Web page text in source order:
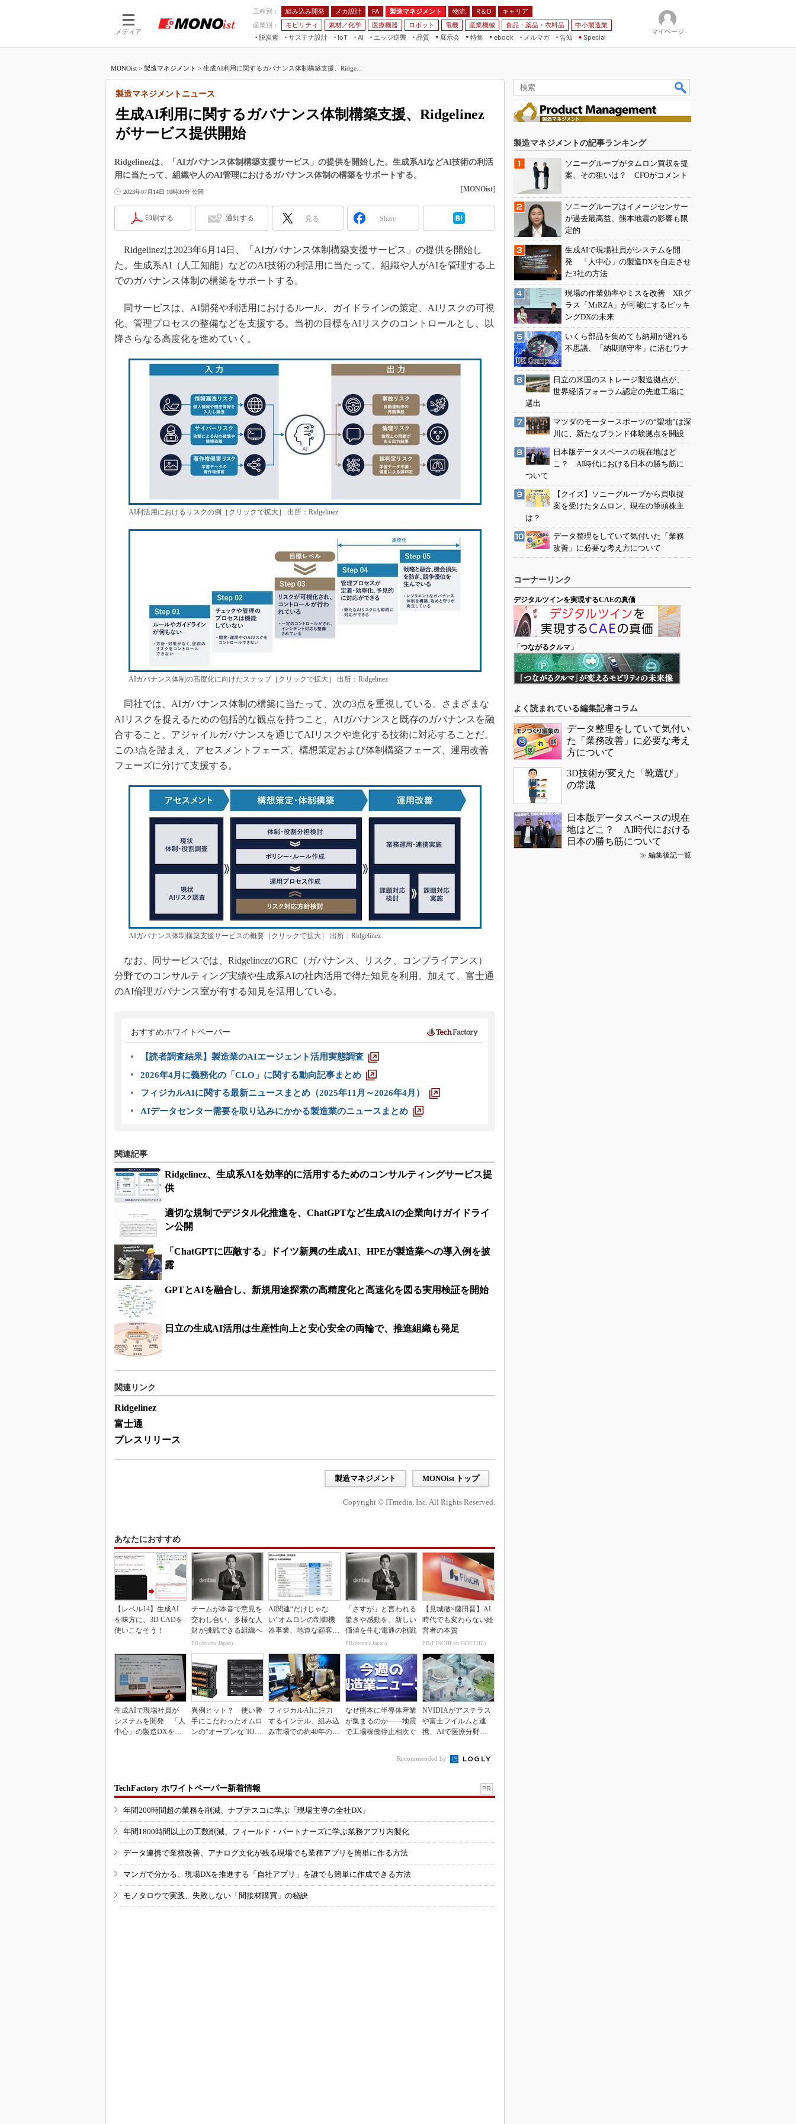
メディア
工程別： 組み込み開発 メカ設計 FA 製造マネジメント 物流 R＆D
キャリア
産業別：
モビリティ 素材／化学 医療機器 ロボット 電機 産業機械 食品・薬品・衣料品
中小製造業
脱炭素
サステナ設計
IoT
つながる工場
AI
AI×設備保全
エッジ逆襲 品質
展示会
JIMTOF
IIFES
TECHNO-FRONTIER
スマート工場EXPO
EdgeTech+
AUTOMOTIVE WORLD
特集
つながるクルマ
VR／AR
フィールドサービス
組み込み画像技術
組み込みモデリング
車載ソフト開発
ISO26262
無償設計ツール
3Dプリンタ
S＆OP
インダストリー4.0
製造業ビッグデータ
植物工場
知財マネジメント
海外生産
グローバル設計・開発
制御セキュリティ
ebook
FA
モビリティ
メルマガ
告知 Special
マイページ
MONOist > 製造マネジメント > 生成AI利用に関するガバナンス体制構築支援、Ridge...
生成AI利用に関するガバナンス体制構築支援、Ridgelinez
がサービス提供開始
製造マネジメントニュース
Ridgelinezは、「AIガバナンス体制構築支援サービス」の提供を開始した。生成系AIなどAI技術の利活
用に当たって、組織や人のAI管理におけるガバナンス体制の構築をサポートする。
2023年07月14日 10時30分 公開 [MONOist]
印刷する 通知する 見る Share
Ridgelinezは2023年6月14日、「AIガバナンス体制構築支援サービス」の提供を開始し
た。生成系AI（人工知能）などのAI技術の利活用に当たって、組織や人がAIを管理する上
でのガバナンス体制の構築をサポートする。
同サービスは、AI開発や利活用におけるルール、ガイドラインの策定、AIリスクの可視
化、管理プロセスの整備などを支援する。当初の目標をAIリスクのコントロールとし、以
降さらなる高度化を進めていく。
AI利活用におけるリスクの例［クリックで拡大］ 出所：Ridgelinez
AIガバナンス体制の高度化に向けたステップ［クリックで拡大］ 出所：Ridgelinez
同社では、AIガバナンス体制の構築に当たって、次の3点を重視している。さまざまな
AIリスクを捉えるための包括的な観点を持つこと、AIガバナンスと既存のガバナンスを融
合すること、アジャイルガバナンスを通じてAIリスクや進化する技術に対応することだ。
この3点を踏まえ、アセスメントフェーズ、構想策定および体制構築フェーズ、運用改善
フェーズに分けて支援する。
AIガバナンス体制構築支援サービスの概要［クリックで拡大］ 出所：Ridgelinez
なお、同サービスでは、RidgelinezのGRC（ガバナンス、リスク、コンプライアンス）
分野でのコンサルティング実績や生成系AIの社内活用で得た知見を利用。加えて、富士通
のAI倫理ガバナンス室が有する知見を活用している。
おすすめホワイトペーパー
【読者調査結果】製造業のAIエージェント活用実態調査
2026年4月に義務化の「CLO」に関する動向記事まとめ
フィジカルAIに関する最新ニュースまとめ（2025年11月～2026年4月）
AIデータセンター需要を取り込みにかかる製造業のニュースまとめ
関連記事
Ridgelinez、生成系AIを効率的に活用するためのコンサルティングサービス提
供
適切な規制でデジタル化推進を、ChatGPTなど生成AIの企業向けガイドライ
ン公開
「ChatGPTに匹敵する」ドイツ新興の生成AI、HPEが製造業への導入例を披
露
GPTとAIを融合し、新規用途探索の高精度化と高速化を図る実用検証を開始
日立の生成AI活用は生産性向上と安心安全の両輪で、推進組織も発足
関連リンク
Ridgelinez
富士通
プレスリリース
製造マネジメント MONOist トップ
Copyright © ITmedia, Inc. All Rights Reserved.
あなたにおすすめ
【レベル14】生成AI
を味方に、3D CADを
使いこなそう！
チームが本音で意見を
交わし合い、多様な人
財が挑戦できる組織へ
PR(dentsu Japan)
AI関連“だけじゃな
い”オムロンの制御機
器事業、地道な顧客基
「さすが」と言われる
驚きや感動を。新しい
価値を生む電通の挑戦
PR(dentsu Japan)
【見城徹×藤田晋】AI
時代でも変わらない経
営者の本質
PR(FINCHI on GOETHE)
生成AIで現場社員が
システムを開発 「人
中心」の製造DXを自
異例ヒット？ 使い勝
手にこだわったオムロ
ンの“オープンな”IO-L
フィジカルAIに注力
するインテル、組み込
み市場での約40年の実
なぜ熊本に半導体産業
が集まるのか――地震
で工場稼働停止相次ぐ
NVIDIAがアステラス
や富士フイルムと連
携、AIで医療分野支
Recommended by
TechFactory ホワイトペーパー新着情報 PR
年間200時間超の業務を削減、ナブテスコに学ぶ「現場主導の全社DX」
年間1800時間以上の工数削減、フィールド・パートナーズに学ぶ業務アプリ内製化
データ連携で業務改善、アナログ文化が残る現場でも業務アプリを簡単に作る方法
マンガで分かる、現場DXを推進する「自社アプリ」を誰でも簡単に作成できる方法
モノタロウで実践、失敗しない「間接材購買」の秘訣
製造マネジメントの記事ランキング
ソニーグループがタムロン買収を提
案、その狙いは？ CFOがコメント
ソニーグループはイメージセンサー
が過去最高益、熊本地震の影響も限
定的
生成AIで現場社員がシステムを開
発 「人中心」の製造DXを自走させ
た3社の方法
現場の作業効率やミスを改善 XRグ
ラス「MiRZA」が可能にするピッキ
ングDXの未来
いくら部品を集めても納期が遅れる
不思議、「納期順守率」に潜むワナ
日立の米国のストレージ製造拠点が、
世界経済フォーラム認定の先進工場に
選出
マツダのモータースポーツの“聖地”は深
川に、新たなブランド体験拠点を開設
日本版データスペースの現在地はど
こ？ AI時代における日本の勝ち筋に
ついて
【クイズ】ソニーグループから買収提
案を受けたタムロン、現在の筆頭株主
は？
データ整理をしていて気付いた「業務
改善」に必要な考え方について
コーナーリンク
デジタルツインを実現するCAEの真価
「つながるクルマ」
よく読まれている編集記者コラム
データ整理をしていて気付い
た「業務改善」に必要な考え
方について
3D技術が変えた「靴選び」
の常識
日本版データスペースの現在
地はどこ？ AI時代における
日本の勝ち筋について
≫ 編集後記一覧